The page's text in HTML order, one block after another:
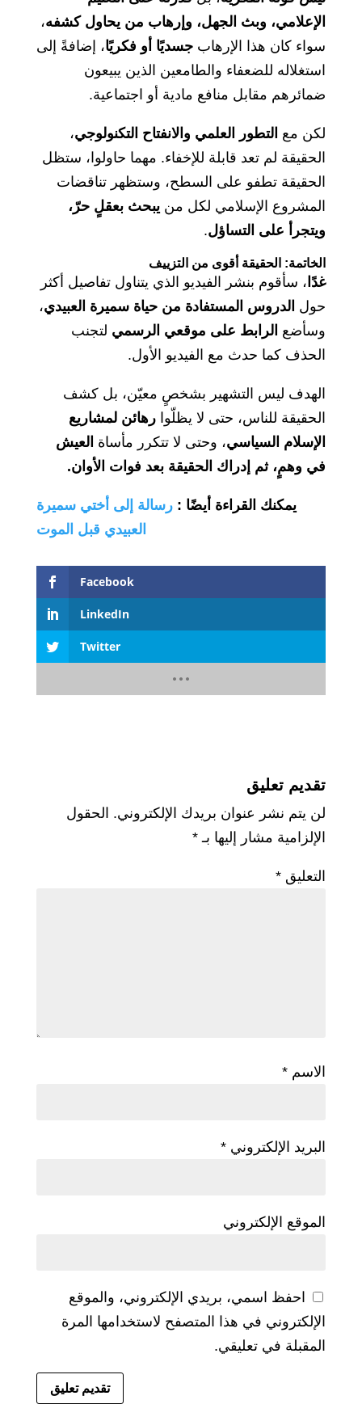
الإعلامي، وبث الجهل، وإرهاب من يحاول كشفه،
سواء كان هذا الإرهاب جسديًا أو فكريًا، إضافةً إلى
استغلاله للضعفاء والطامعين الذين يبيعون
ضمائرهم مقابل منافع مادية أو اجتماعية.
لكن مع التطور العلمي والانفتاح التكنولوجي،
الحقيقة لم تعد قابلة للإخفاء. مهما حاولوا، ستظل
الحقيقة تطفو على السطح، وستظهر تناقضات
المشروع الإسلامي لكل من يبحث بعقلٍ حرّ،
ويتجرأ على التساؤل.
الخاتمة: الحقيقة أقوى من التزييف
غدًا ، سأقوم بنشر الفيديو الذي يتناول تفاصيل أكثر
حول الدروس المستفادة من حياة سميرة العبيدي،
وسأضع الرابط على موقعي الرسمي لتجنب
الحذف كما حدث مع الفيديو الأول.
الهدف ليس التشهير بشخصٍ معيّن، بل كشف
الحقيقة للناس، حتى لا يظلّوا رهائن لمشاريع
الإسلام السياسي، وحتى لا تتكرر مأساة العيش
في وهمٍ، ثم إدراك الحقيقة بعد فوات الأوان.
يمكنك القراءة أيضًا :رسالة إلى أختي سميرة
العبيدي قبل الموت
Facebook
LinkedIn
Twitter
تقديم تعليق
لن يتم نشر عنوان بريدك الإلكتروني. الحقول
الإلزامية مشار إليها بـ *
التعليق *
الاسم *
البريد الإلكتروني *
الموقع الإلكتروني
احفظ اسمي، بريدي الإلكتروني، والموقع
الإلكتروني في هذا المتصفح لاستخدامها المرة
المقبلة في تعليقي.